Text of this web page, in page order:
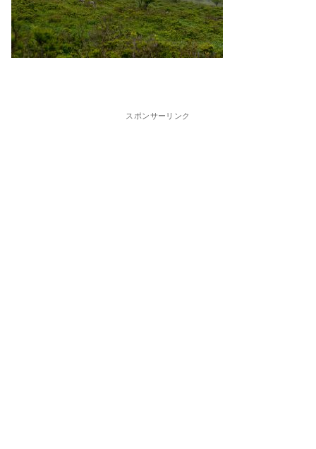
スポンサーリンク